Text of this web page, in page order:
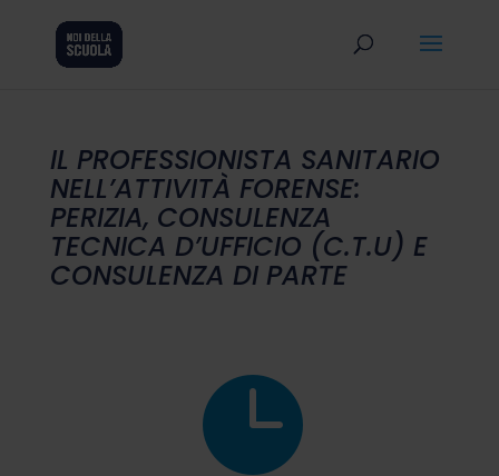
IL PROFESSIONISTA SANITARIO
NELL’ATTIVITÀ FORENSE:
PERIZIA, CONSULENZA
TECNICA D’UFFICIO (C.T.U) E
CONSULENZA DI PARTE
